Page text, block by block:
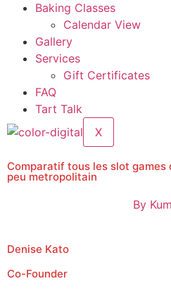
Baking Classes
Calendar View
Gallery
Services
Gift Certificates
FAQ
Tart Talk
X
Comparatif tous les slot games
peu metropolitain
By
Denise Kato
Co-Founder